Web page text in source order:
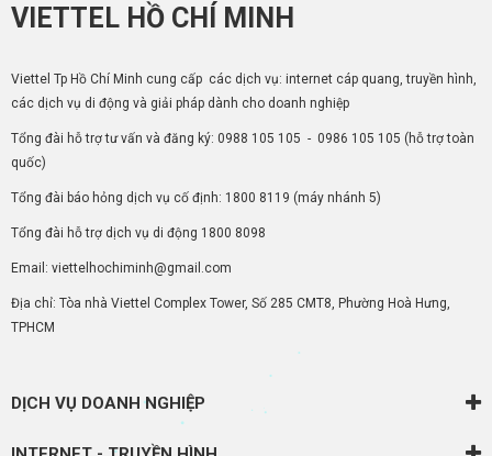
VIETTEL HỒ CHÍ MINH
Viettel Tp Hồ Chí Minh cung cấp các dịch vụ: internet cáp quang, truyền hình,
các dịch vụ di động và giải pháp dành cho doanh nghiệp
Tổng đài hỗ trợ tư vấn và đăng ký: 0988 105 105 - 0986 105 105 (hỗ trợ toàn
quốc)
Tổng đài báo hỏng dịch vụ cố định: 1800 8119 (máy nhánh 5)
Tổng đài hỗ trợ dịch vụ di động 1800 8098
Email: viettelhochiminh@gmail.com
Địa chỉ: Tòa nhà Viettel Complex Tower, Số 285 CMT8, Phường Hoà Hưng,
TPHCM
DỊCH VỤ DOANH NGHIỆP